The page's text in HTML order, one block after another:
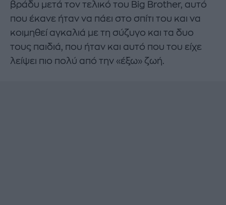
βράδυ μετά τον τελικό του Big Brother, αυτό
που έκανε ήταν να πάει στο σπίτι του και να
κοιμηθεί αγκαλιά με τη σύζυγο και τα δυο
τους παιδιά, που ήταν και αυτό που του είχε
λείψει πιο πολύ από την «έξω» ζωή.